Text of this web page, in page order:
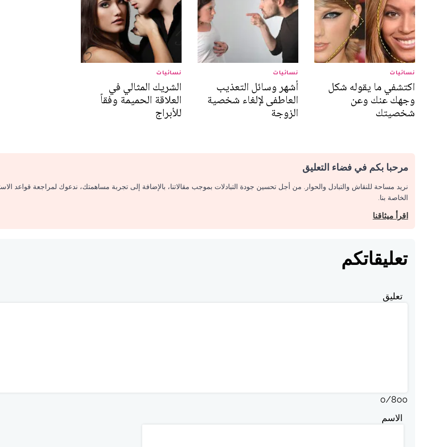
نسائيات
اكتشفي ما يقوله شكل
وجهك عنك وعن
شخصيتك
نسائيات
أشهر وسائل التعذيب
العاطفى لإلغاء شخصية
الزوجة
نسائيات
الشريك المثالي في
العلاقة الحميمة وفقاً
للأبراج
مرحبا بكم في فضاء التعليق
نريد مساحة للنقاش والتبادل والحوار. من أجل تحسين جودة التبادلات بموجب مقالاتنا، بالإضافة إلى تجربة مساهمتك، ندعوك لمراجعة قواعد
الخاصة بنا.
اقرأ ميثاقنا
تعليقاتكم
تعليق
0/800
الاسم